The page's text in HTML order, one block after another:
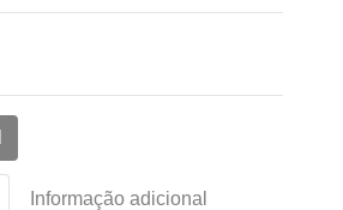
Informação adicional